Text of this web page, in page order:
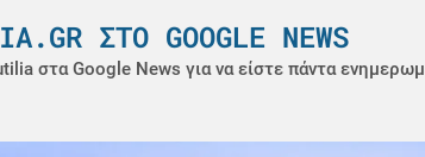
ΣΤΟ GOOGLE NEWS
στα Google News για να είστε πάντα